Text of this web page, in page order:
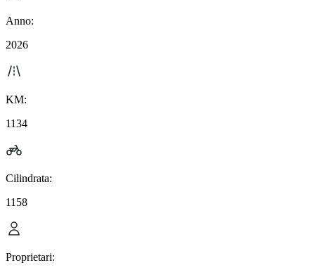
Anno:
2026
KM:
1134
Cilindrata:
1158
Proprietari: